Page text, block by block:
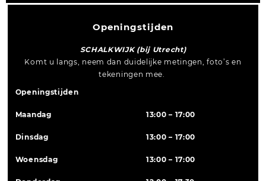
Openingstijden
SCHALKWIJK (bij Utrecht)
Komt u langs, neem dan duidelijke metingen, foto’s en
tekeningen mee.
Openingstijden
Maandag 13:00 – 17:00
Dinsdag 13:00 – 17:00
Woensdag 13:00 – 17:00